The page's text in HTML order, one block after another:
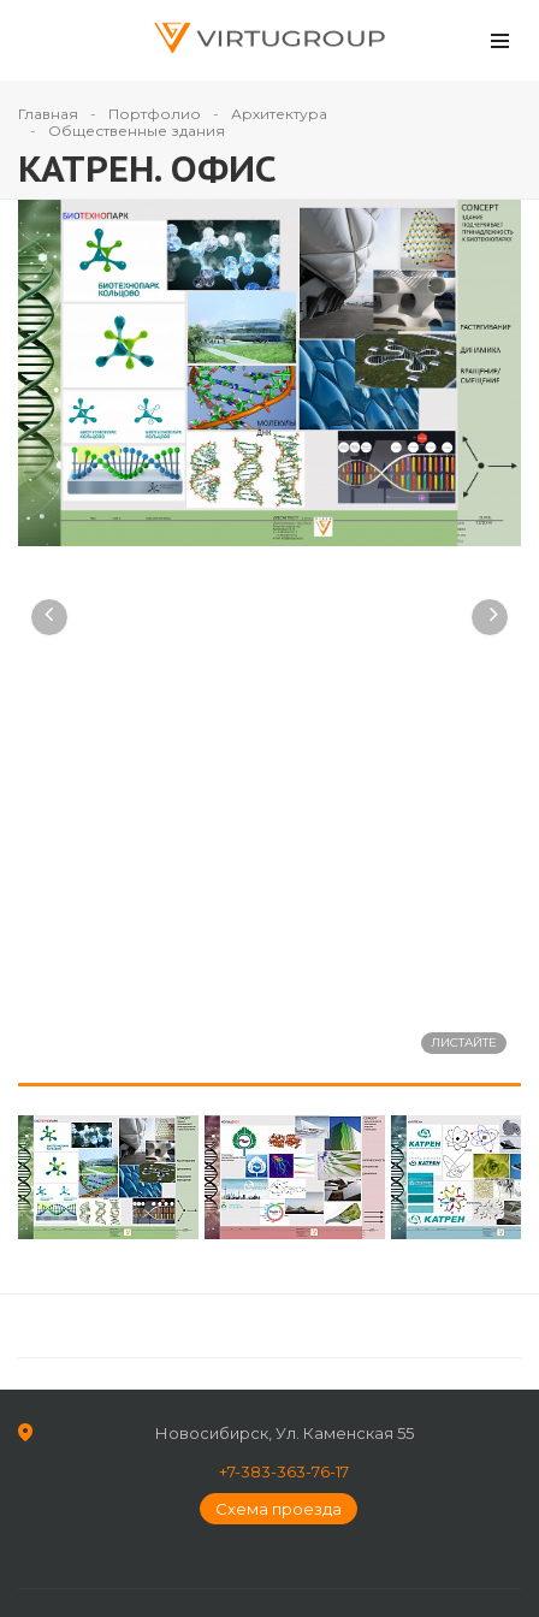
Главная Портфолио
Архитектура
Общественные здания
КАТРЕН. ОФИС
Новосибирск, Ул. Каменская 55
+7-383-363-76-17
Схема проезда